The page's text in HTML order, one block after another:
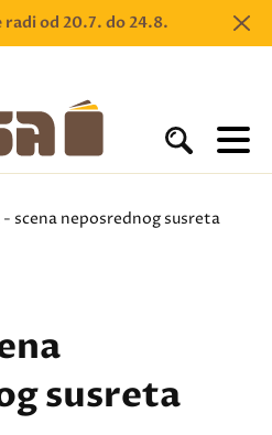
radi od 20.7. do 24.8.
- scena neposrednog susreta
susreta